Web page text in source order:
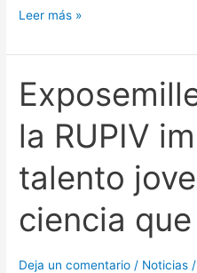
Leer más »
la RUPIV
talento
ciencia
Deja un comentario / Noticias /
Exposemilleros
2025:
la
RUPIV
impulsa
el
talento
y